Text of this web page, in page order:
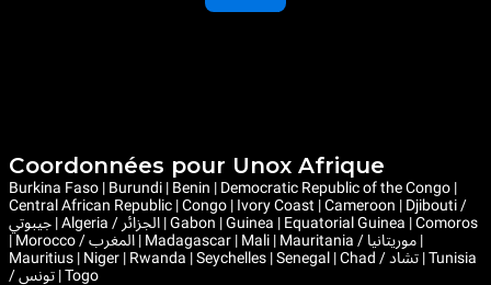
Coordonnées pour Unox Afrique
Burkina Faso | Burundi | Benin | Democratic Republic of the Congo |
Central African Republic | Congo | Ivory Coast | Cameroon | Djibouti /
جيبوتي | Algeria / الجزائر | Gabon | Guinea | Equatorial Guinea | Comoros
| Morocco / المغرب | Madagascar | Mali | Mauritania / موريتانيا |
Mauritius | Niger | Rwanda | Seychelles | Senegal | Chad / تشاد | Tunisia
/ تونس | Togo